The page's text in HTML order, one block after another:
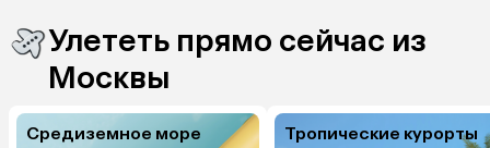
Улететь прямо сейчас из
Москвы
Средиземное море Тропические курорты